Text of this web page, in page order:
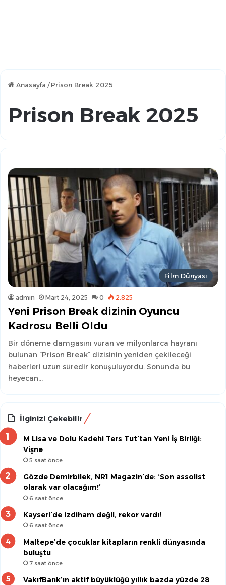
Anasayfa / Prison Break 2025
Prison Break 2025
Film Dünyası
admin Mart 24, 2025 0 2.825
Yeni Prison Break dizinin Oyuncu
Kadrosu Belli Oldu
Bir döneme damgasını vuran ve milyonlarca hayranı
bulunan “Prison Break” dizisinin yeniden çekileceği
haberleri uzun süredir konuşuluyordu. Sonunda bu
heyecan…
İlginizi Çekebilir
M Lisa ve Dolu Kadehi Ters Tut’tan Yeni İş Birliği:
Vişne
5 saat önce
Gözde Demirbilek, NR1 Magazin’de: ‘Son assolist
olarak var olacağım!’
6 saat önce
Kayseri’de izdiham değil, rekor vardı!
6 saat önce
Maltepe’de çocuklar kitapların renkli dünyasında
buluştu
7 saat önce
VakıfBank’ın aktif büyüklüğü yıllık bazda yüzde 28